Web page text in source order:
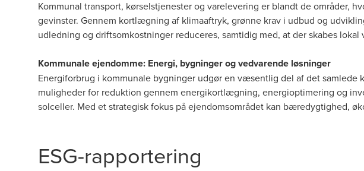
Kommunal transport, kørselstjenester og varelevering er blandt de områder,
gevinster. Gennem kortlægning af klimaaftryk, grønne krav i udbud og
udledning og driftsomkostninger reduceres, samtidig med, at der skabes
Kommunale ejendomme: Energi, bygninger og vedvarende løsninger
Energiforbrug i kommunale bygninger udgør en væsentlig del af det samlede
muligheder for reduktion gennem energikortlægning, energioptimering og
solceller. Med et strategisk fokus på ejendomsområdet kan bæredygtighed,
ESG-rapportering